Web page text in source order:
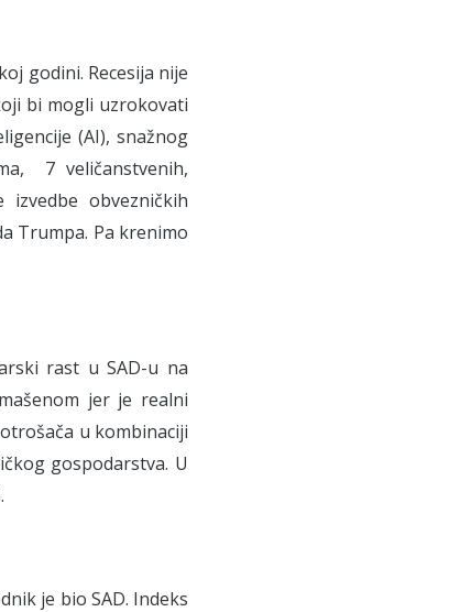
godini. Recesija nije
bi mogli uzrokovati
(AI), snažnog
7 veličanstvenih,
obvezničkih
Trumpa. Pa krenimo
rast u SAD-u na
jer je realni
u kombinaciji
gospodarstva. U
je bio SAD. Indeks